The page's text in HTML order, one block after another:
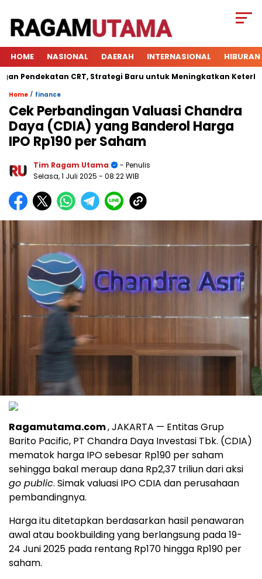
HOME NASIONAL DAERAH INTERNASIONAL HIBURAN
CRT, Strategi Baru untuk Meningkatkan Keterlibatan
Home / finance
Cek Perbandingan Valuasi Chandra
Daya (CDIA) yang Banderol Harga
IPO Rp190 per Saham
Tim Ragam Utama
- Penulis
Selasa, 1 Juli 2025 - 08:22 WIB
Ragamutama.com, JAKARTA — Entitas Grup
Barito Pacific, PT Chandra Daya Investasi Tbk. (CDIA)
mematok harga IPO sebesar Rp190 per saham
sehingga bakal meraup dana Rp2,37 triliun dari aksi
go public. Simak valuasi IPO CDIA dan perusahaan
pembandingnya.
Harga itu ditetapkan berdasarkan hasil penawaran
awal atau bookbuilding yang berlangsung pada 19-
24 Juni 2025 pada rentang Rp170 hingga Rp190 per
saham.